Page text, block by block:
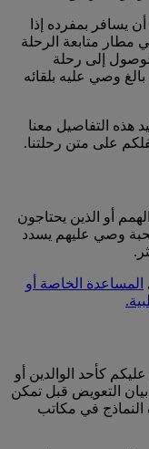
عمره أقل من 16 عاما أن يسافر بمفرده إذا
مطار متابعة الرحلة
إلى رحلة
وصي عليه بلقائه
هذه التفاصيل معنا
على متن رحلتنا.
أو الذين يحتاجون
وصي عليهم يسدد
المساعدة الخاصة أو
كأحد الوالدين أو
التعويض قبل تمكن
في مكاتب